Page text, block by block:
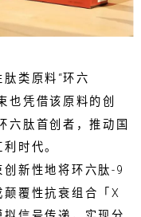
类原料“环六
也凭借该原料的创
六肽首创者，推动国
利时代。
新性地将环六肽-9
覆性抗衰组合「X